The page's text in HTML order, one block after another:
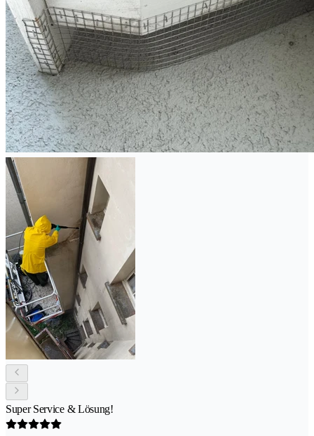
Super Service & Lösung!